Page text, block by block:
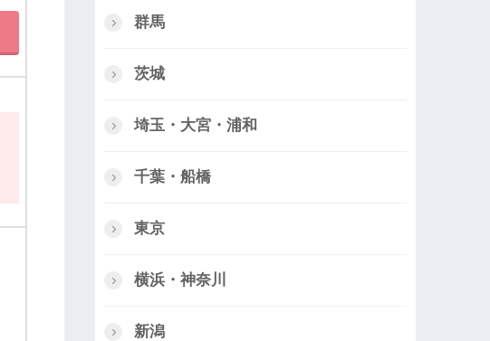
群馬
茨城
埼玉・大宮・浦和
千葉・船橋
東京
横浜・神奈川
新潟